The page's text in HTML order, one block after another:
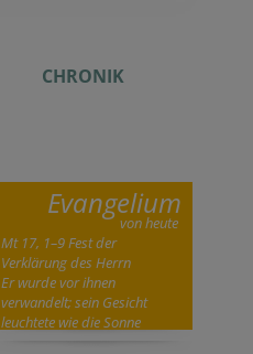
CHRONIK
Evangelium
von heute
Mt 17, 1–9 Fest der
Verklärung des Herrn
Er wurde vor ihnen
verwandelt; sein Gesicht
leuchtete wie die Sonne